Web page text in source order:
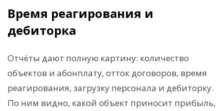
Время реагирования и
дебиторка
Отчёты дают полную картину: количество
объектов и абонплату, отток договоров, время
реагирования, загрузку персонала и дебиторку.
По ним видно, какой объект приносит прибыль,